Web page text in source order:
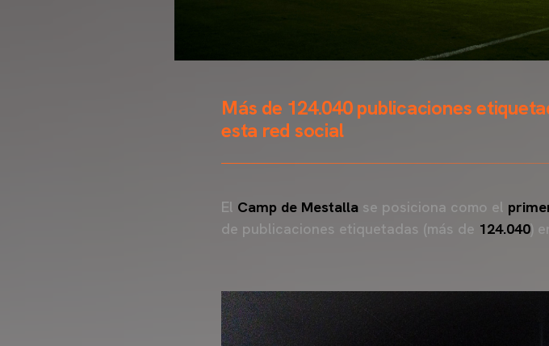
Más de 124.040 publicaciones
esta red social
El Camp de Mestalla se posiciona como el
de publicaciones etiquetadas (más de 124.040)